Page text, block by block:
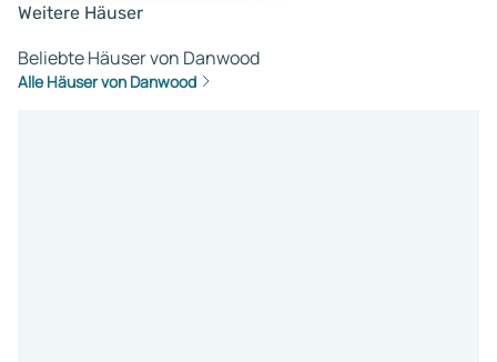
Weitere Häuser
Beliebte Häuser von Danwood
Alle Häuser von Danwood